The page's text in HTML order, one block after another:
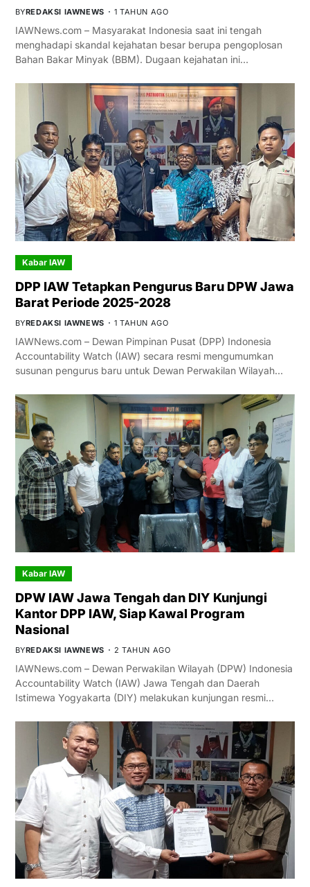
BYREDAKSI IAWNEWS 1 TAHUN AGO
IAWNews.com – Masyarakat Indonesia saat ini tengah
menghadapi skandal kejahatan besar berupa pengoplosan
Bahan Bakar Minyak (BBM). Dugaan kejahatan ini…
Kabar IAW
DPP IAW Tetapkan Pengurus Baru DPW Jawa
Barat Periode 2025-2028
BYREDAKSI IAWNEWS 1 TAHUN AGO
IAWNews.com – Dewan Pimpinan Pusat (DPP) Indonesia
Accountability Watch (IAW) secara resmi mengumumkan
susunan pengurus baru untuk Dewan Perwakilan Wilayah…
Kabar IAW
DPW IAW Jawa Tengah dan DIY Kunjungi
Kantor DPP IAW, Siap Kawal Program
Nasional
BYREDAKSI IAWNEWS 2 TAHUN AGO
IAWNews.com – Dewan Perwakilan Wilayah (DPW) Indonesia
Accountability Watch (IAW) Jawa Tengah dan Daerah
Istimewa Yogyakarta (DIY) melakukan kunjungan resmi…